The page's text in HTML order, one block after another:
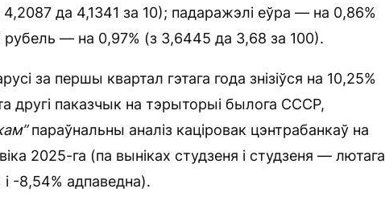
да 4,1341 за 10); падаражэлі еўра — на 0,86%
рубель — на 0,97% (з 3,6445 да 3,68 за 100).
за першы квартал гэтага года знізіўся на 10,25%
другі паказчык на тэрыторыі былога СССР,
параўнальны аналіз каціровак цэнтрабанкаў на
2025-га (па выніках студзеня і студзеня — лютага
-8,54% адпаведна).